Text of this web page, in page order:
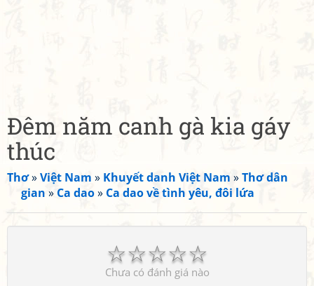
Đêm năm canh gà kia gáy
thúc
Thơ»Việt Nam » Khuyết danh Việt Nam »Thơ dân
gian » Ca dao» Ca dao về tình yêu, đôi lứa
☆
☆
☆
☆
☆
Chưa có đánh giá nào